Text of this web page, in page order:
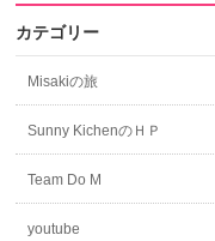
カテゴリー
Misakiの旅
Sunny KichenのＨＰ
Team Do M
youtube